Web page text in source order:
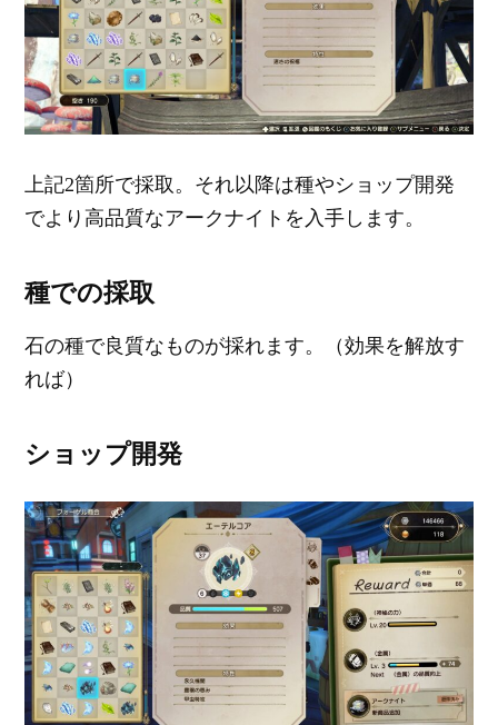
上記2箇所で採取。それ以降は種やショップ開発
でより高品質なアークナイトを入手します。
種での採取
石の種で良質なものが採れます。（効果を解放す
れば）
ショップ開発